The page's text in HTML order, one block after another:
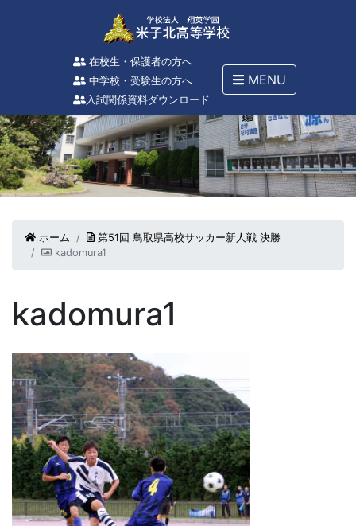
在校生・保護者の方へ
中学校・受験生の方へ
入試関係資料ダウンロード
MENU
ホーム
第51回 鳥取県高校サッカー新人戦 決勝
kadomura1
kadomura1